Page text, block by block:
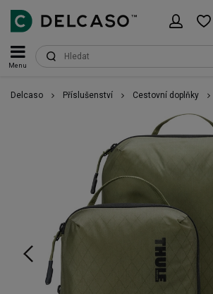
Menu
Delcaso Příslušenství Cestovní doplňky